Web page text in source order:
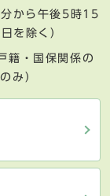
から午後5時15
を除く）
籍・国保関係の
み）